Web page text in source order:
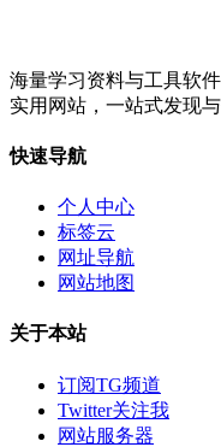
海量学习资料与工具软
实用网站，一站式发现
快速导航
个人中心
标签云
网址导航
网站地图
关于本站
订阅TG频道
Twitter关注我
网站服务器